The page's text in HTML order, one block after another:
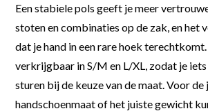
Een stabiele pols geeft je meer
stoten en combinaties op de zak, en het
dat je hand in een rare hoek
verkrijgbaar in S/M en L/XL, zodat je
sturen bij de keuze van de maat. Voor de
handschoenmaat of het juiste gewicht